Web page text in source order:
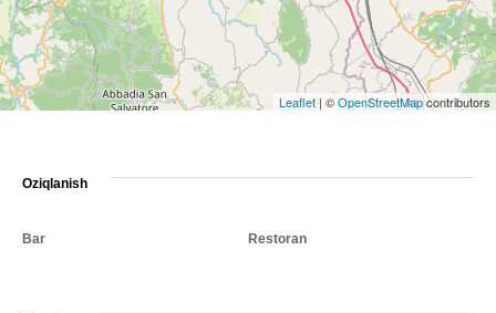
Leaflet | ©OpenStreetMapcontributors
Oziqlanish
Bar Restoran